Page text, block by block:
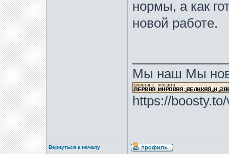
нормы, а как
новой работе.
Мы наш Мы
https://
Вернуться к началу